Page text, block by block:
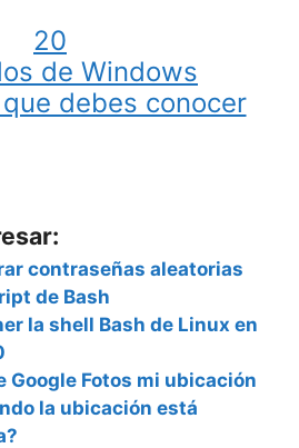
20
de Windows
debes conocer
contraseñas aleatorias
de Bash
la shell Bash de Linux en
Google Fotos mi ubicación
la ubicación está